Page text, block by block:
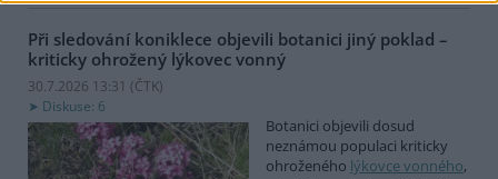
Při sledování koniklece objevili botanici jiný poklad –
kriticky ohrožený lýkovec vonný
30.7.2026 13:31 (ČTK)
Diskuse: 6
Botanici objevili dosud
neznámou populaci kriticky
ohroženého lýkovce vonného,